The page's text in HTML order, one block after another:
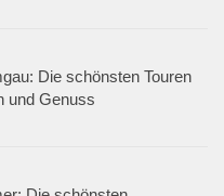
Die schönsten Touren
und Genuss